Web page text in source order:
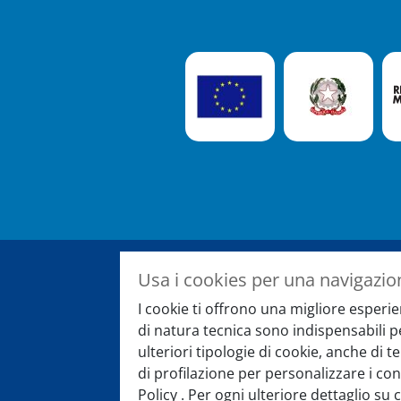
Usa i cookies per una
I cookie ti offrono una migliore
di natura tecnica sono indispensabili
ulteriori tipologie di cookie, anche di
di profilazione per personalizzare i
Policy . Per ogni ulteriore dettaglio su
Registrati alla
E rimani sempre aggiornato su
speciali